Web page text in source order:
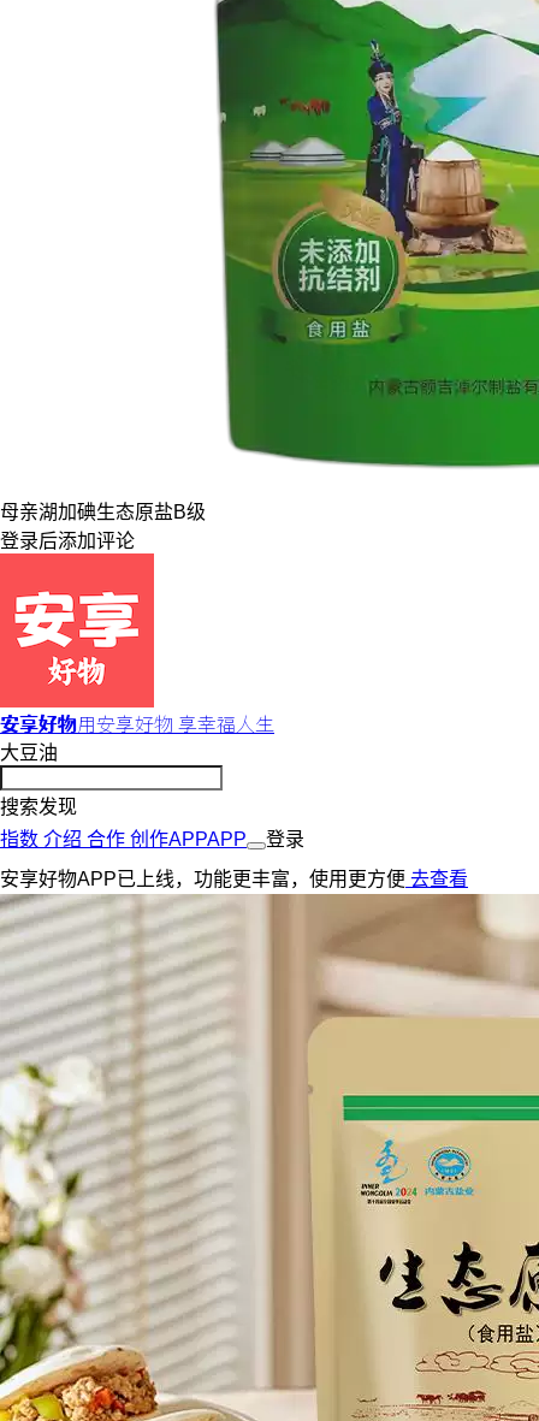
母亲湖加碘生态原盐B级
登录后添加评论
安享好物用安享好物 享幸福人生
大豆油
搜索发现
指数 介绍 合作 创作APPAPP
登录
安享好物APP已上线，功能更丰富，使用更方便 去查看